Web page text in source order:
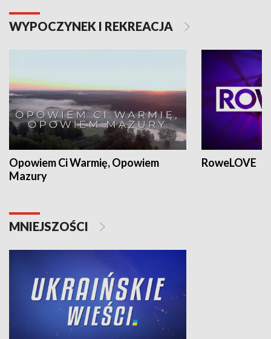
WYPOCZYNEK I REKREACJA
Opowiem Ci Warmię, Opowiem
Mazury
RoweLOVE
MNIEJSZOŚCI